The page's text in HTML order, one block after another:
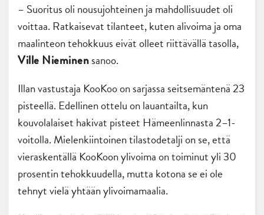
– Suoritus oli nousujohteinen ja mahdollisuudet oli
voittaa. Ratkaisevat tilanteet, kuten alivoima ja oma
maalinteon tehokkuus eivät olleet riittävällä tasolla,
Ville Nieminensanoo.
Illan vastustaja KooKoo on sarjassa seitsemäntenä 23
pisteellä. Edellinen ottelu on lauantailta, kun
kouvolalaiset hakivat pisteet Hämeenlinnasta 2–1-
voitolla. Mielenkiintoinen tilastodetalji on se, että
vieraskentällä KooKoon ylivoima on toiminut yli 30
prosentin tehokkuudella, mutta kotona se ei ole
tehnyt vielä yhtään ylivoimamaalia.